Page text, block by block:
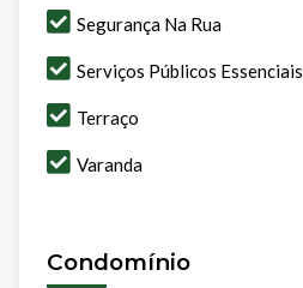
Segurança Na Rua
Serviços Públicos Essenciais
Terraço
Varanda
Condomínio